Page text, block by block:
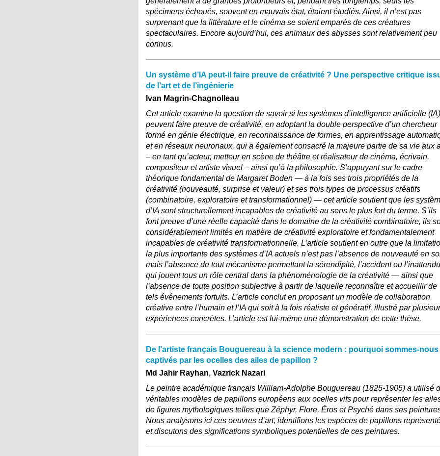
spécimens échoués, souvent en mauvais état, étaient étudiés. Ainsi, il n’est pas
surprenant que la littérature et le cinéma se soient emparés de ces créatures
spectaculaires. Encore aujourd’hui, ces animaux des abysses sont relativement peu
connus.
Un système d’IA peut-il faire preuve de créativité ? Une perspective critique
de l’art et de l’ingénierie
Ivan Magrin-Chagnolleau
Cet article examine la question de savoir si les systèmes d’intelligence artificielle (IA)
peuvent faire preuve de créativité, en adoptant la double perspective d’un chercheur
formé en génie électrique, en reconnaissance de formes, en apprentissage
et en réseaux neuronaux, qui a également consacré la majeure partie de sa vie aux
– en tant qu’acteur, metteur en scène de théâtre et réalisateur de cinéma, écrivain,
compositeur et artiste visuel – ainsi qu’à la philosophie. S’appuyant sur le cadre
théorique fondamental de Margaret Boden — à la fois ses trois propriétés de la
créativité (nouveauté, surprise et valeur) et ses trois types de processus créatifs
(combinatoire, exploratoire et transformationnel) — cet article soutient que les
d’IA sont structurellement incapables de créativité au sens le plus fort du terme. S’ils
font preuve d’une réelle capacité dans le domaine de la créativité combinatoire, ils
considérablement limités en matière de créativité exploratoire et fondamentalement
incapables de créativité transformationnelle. L’article soutient en outre que la
la plus importante des systèmes d’IA actuels n’est pas l’absence de nouveauté en
mais l’absence de tout mécanisme permettant la sérendipité, l’accident ou
qui jouent tous un rôle central dans la phénoménologie de la créativité — ainsi que
l’absence de toute position subjective à partir de laquelle reconnaître et accueillir de
tels événements fortuits. L’article conclut en proposant un modèle de collaboration
créative entre l’humain et l’IA qui soit à la fois réaliste et génératif, illustré par
expériences concrètes. L’article est lui-même une démonstration de cette thèse.
De l’artiste français Bouguereau à la science modern : pourquoi sommes-nous
captivés par les ocelles des ailes de papillon ?
Md Jahir Rayhan, Vazrick Nazari
Le peintre académique français William-Adolphe Bouguereau (1825-1905) a utilisé
véritables modèles de papillons européens aux ocelles vifs pour représenter les
de figures mythologiques telles que Zéphyr, Flore, Éros et Psyché dans ses
Nous analysons ici ces oeuvres d’art, identifions les espèces de papillons
et discutons des significations symboliques potentielles de ces peintures.